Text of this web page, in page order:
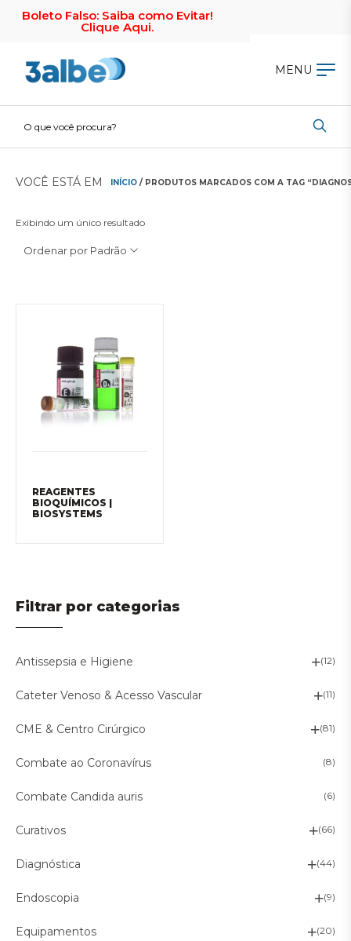
Boleto Falso: Saiba como Evitar!
Clique Aqui.
MENU
VOCÊ ESTÁ EM INÍCIO / PRODUTOS MARCADOS COM A TAG
Filtrar por categorias
Antissepsia e Higiene (12)
Cateter Venoso & Acesso Vascular (11)
CME & Centro Cirúrgico (81)
Combate ao Coronavírus (8)
Combate Candida auris (6)
Curativos (66)
Diagnóstica (44)
Endoscopia (9)
Equipamentos (20)
Exibindo um único resultado
Ordenar por Padrão
REAGENTES
BIOQUÍMICOS |
BIOSYSTEMS